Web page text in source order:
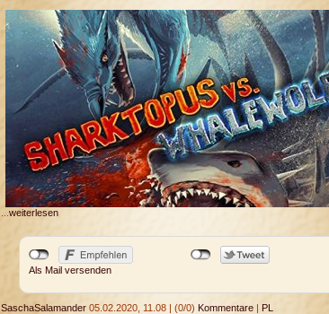
weiterlesen
Als Mail versenden
SaschaSalamander 05.02.2020, 11.08 | (0/0) Kommentare | PL